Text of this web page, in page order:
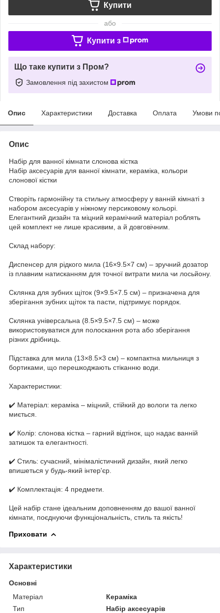
Купити
або
Купити з
Що таке купити з Пром?
Замовлення під захистом
Опис Характеристики Доставка Оплата Умови
Опис
Набір для ванної кімнати слонова кістка
Набір аксесуарів для ванної кімнати, кераміка, кольори
слонової кістки
Створіть гармонійну та стильну атмосферу у ванній кімнаті з
набором аксесуарів у ніжному персиковому кольорі.
Елегантний дизайн та міцний керамічний матеріал роблять
цей комплект не лише красивим, а й довговічним.
Склад набору:
Диспенсер для рідкого мила (16×9.5×7 см) – зручний дозатор
із плавним натисканням для точної витрати мила чи лосьйону.
Склянка для зубних щіток (9×9.5×7.5 см) – призначена для
зберігання зубних щіток та пасти, підтримує порядок.
Склянка універсальна (8.5×9.5×7.5 см) – може
використовуватися для полоскання рота або зберігання
різних дрібниць.
Підставка для мила (13×8.5×3 см) – компактна мильниця з
бортиками, що перешкоджають стіканню води.
Характеристики:
✔️ Матеріал: кераміка – міцний, стійкий до вологи та легко
миється.
✔️ Колір: слонова кістка – гарний відтінок, що надає ванній
затишок та елегантності.
✔️ Стиль: сучасний, мінімалістичний дизайн, який легко
впишеться у будь-який інтер'єр.
✔️ Комплектація: 4 предмети.
Цей набір стане ідеальним доповненням до вашої ванної
кімнати, поєднуючи функціональність, стиль та якість!
Приховати
Характеристики
Основні
Матеріал
Кераміка
Тип
Набір аксесуарів